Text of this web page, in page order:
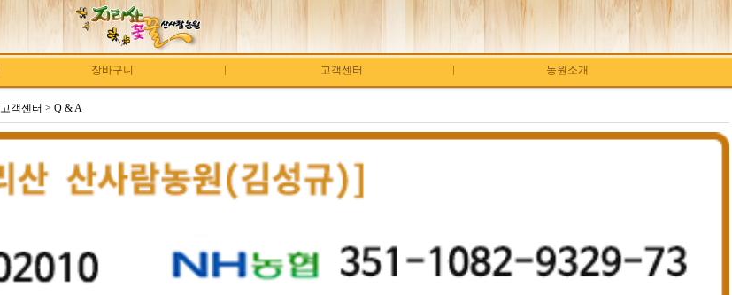
장바구니 고객센터 농원소개
고객센터 > Q & A